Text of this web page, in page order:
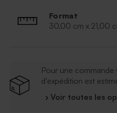
Format
30,00 cm x 21,00
Pour une commande
d'expédition est
› Voir toutes les